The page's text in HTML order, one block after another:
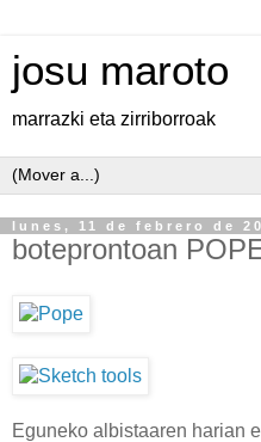
josu maroto
marrazki eta zirriborroak
lunes, 11 de febrero de
boteprontoan
Eguneko albistaaren harian